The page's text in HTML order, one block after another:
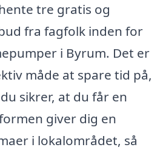
tre gratis og
fra fagfolk inden for
i Byrum. Det er
måde at spare tid på,
sikrer, at du får en
giver dig en
i lokalområdet, så